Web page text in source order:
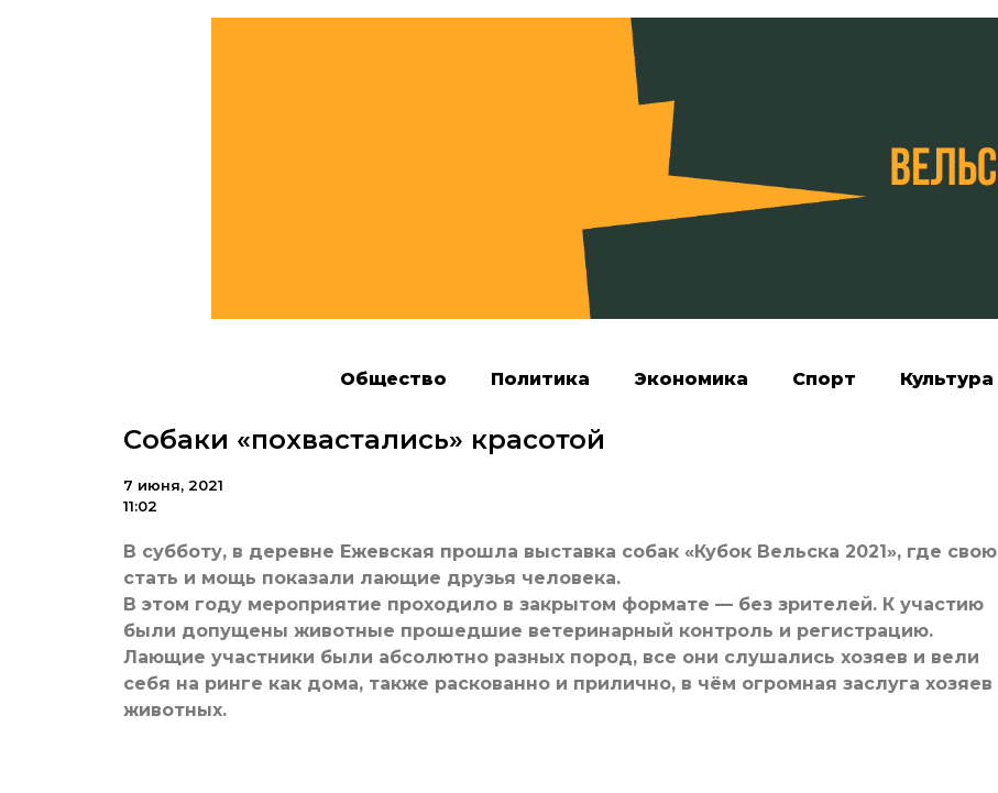
Общество Политика Экономика Спорт Культура
Собаки «похвастались» красотой
7 июня, 2021
11:02
В субботу, в деревне Ежевская прошла выставка собак «Кубок Вельска 2021», где свою
стать и мощь показали лающие друзья человека.
В этом году мероприятие проходило в закрытом формате — без зрителей. К участию
были допущены животные прошедшие ветеринарный контроль и регистрацию.
Лающие участники были абсолютно разных пород, все они слушались хозяев и вели
себя на ринге как дома, также раскованно и прилично, в чём огромная заслуга хозяев
животных.